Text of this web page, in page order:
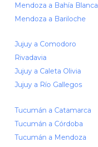
Mendoza a Bahía Blanca
Mendoza a Bariloche
Jujuy a Comodoro
Rivadavia
Jujuy a Caleta Olivia
Jujuy a Río Gallegos
Tucumán a Catamarca
Tucumán a Córdoba
Tucumán a Mendoza